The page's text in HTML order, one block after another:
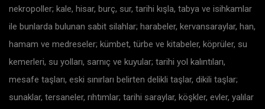
nekropoller; kale, hisar, burç, sur, tarihi kışla, tabya ve isihkamlar
ile bunlarda bulunan sabit silahlar; harabeler, kervansaraylar, han,
hamam ve medreseler; kümbet, türbe ve kitabeler, köprüler, su
kemerleri, su yolları, sarnıç ve kuyular; tarihi yol kalıntıları,
mesafe taşları, eski sınırları belirten delikli taşlar, dikili taşlar;
sunaklar, tersaneler, rıhtımlar; tarihi saraylar, köşkler, evler, yalılar